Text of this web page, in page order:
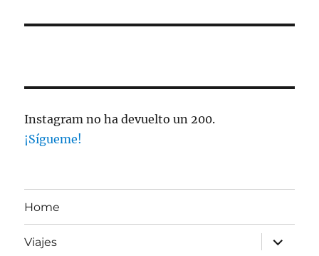
Instagram no ha devuelto un 200.
¡Sígueme!
Home
Viajes
expande
el